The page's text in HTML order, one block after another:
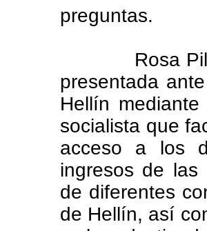
preguntas.
Rosa
presentada
Hellín
socialista que
acceso a los
ingresos de las
de diferentes
de Hellín, así